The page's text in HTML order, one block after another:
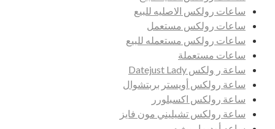
ساعات رولكس الاصليه للبيع
ساعات رولكس مستعمل
ساعات رولكس مستعمله للبيع
ساعات مستعملة
ساعة ر ولكس Datejust Lady
ساعة رولكس أويستر بربتشوال
ساعة رولكس اكسبلورر
ساعة رولكس تشيليني مون فايز